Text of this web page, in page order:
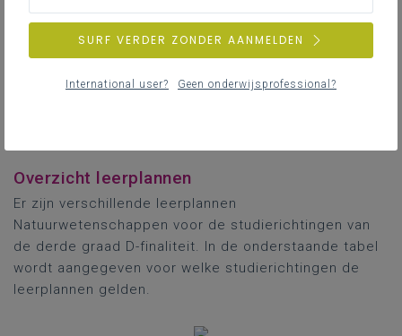
Op basis van logische doorstroom in D-finaliteit
Overzicht leerplannen
Er zijn verschillende leerplannen
Natuurwetenschappen voor de studierichtingen van
de derde graad D-finaliteit. In de onderstaande tabel
wordt aangegeven voor welke studierichtingen de
leerplannen gelden.
SURF VERDER ZONDER AANMELDEN
International user? Geen onderwijsprofessional?